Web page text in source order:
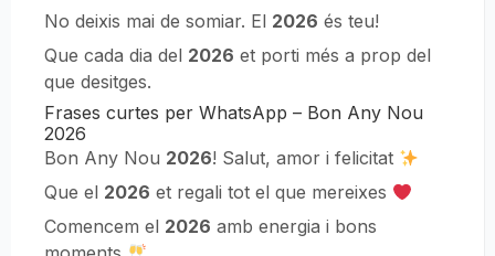
No deixis mai de somiar. El 2026 és teu!
Que cada dia del 2026 et porti més a prop del
que desitges.
Frases curtes per WhatsApp – Bon Any Nou
2026
Bon Any Nou 2026! Salut, amor i felicitat
Que el 2026 et regali tot el que mereixes
Comencem el 2026 amb energia i bons